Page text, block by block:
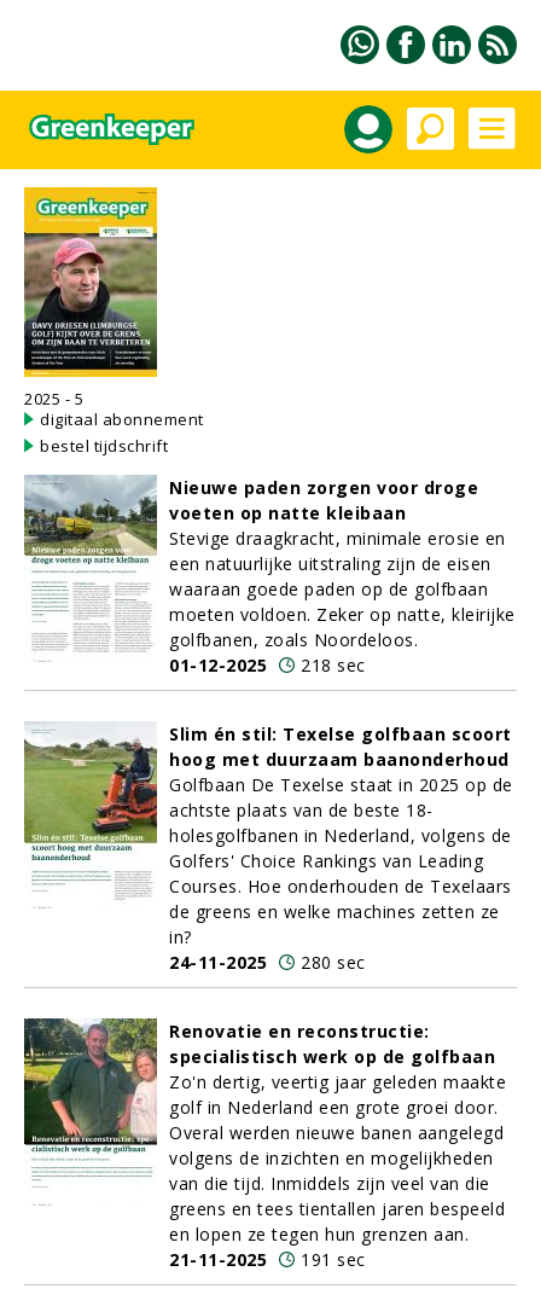
2025 - 5
digitaal abonnement
bestel tijdschrift
Nieuwe paden zorgen voor droge
voeten op natte kleibaan
Stevige draagkracht, minimale erosie en
een natuurlijke uitstraling zijn de eisen
waaraan goede paden op de golfbaan
moeten voldoen. Zeker op natte, kleirijke
golfbanen, zoals Noordeloos.
01-12-2025
218 sec
Slim én stil: Texelse golfbaan scoort
hoog met duurzaam baanonderhoud
Golfbaan De Texelse staat in 2025 op de
achtste plaats van de beste 18-
holesgolfbanen in Nederland, volgens de
Golfers' Choice Rankings van Leading
Courses. Hoe onderhouden de Texelaars
de greens en welke machines zetten ze
in?
24-11-2025
280 sec
Renovatie en reconstructie:
specialistisch werk op de golfbaan
Zo'n dertig, veertig jaar geleden maakte
golf in Nederland een grote groei door.
Overal werden nieuwe banen aangelegd
volgens de inzichten en mogelijkheden
van die tijd. Inmiddels zijn veel van die
greens en tees tientallen jaren bespeeld
en lopen ze tegen hun grenzen aan.
21-11-2025
191 sec